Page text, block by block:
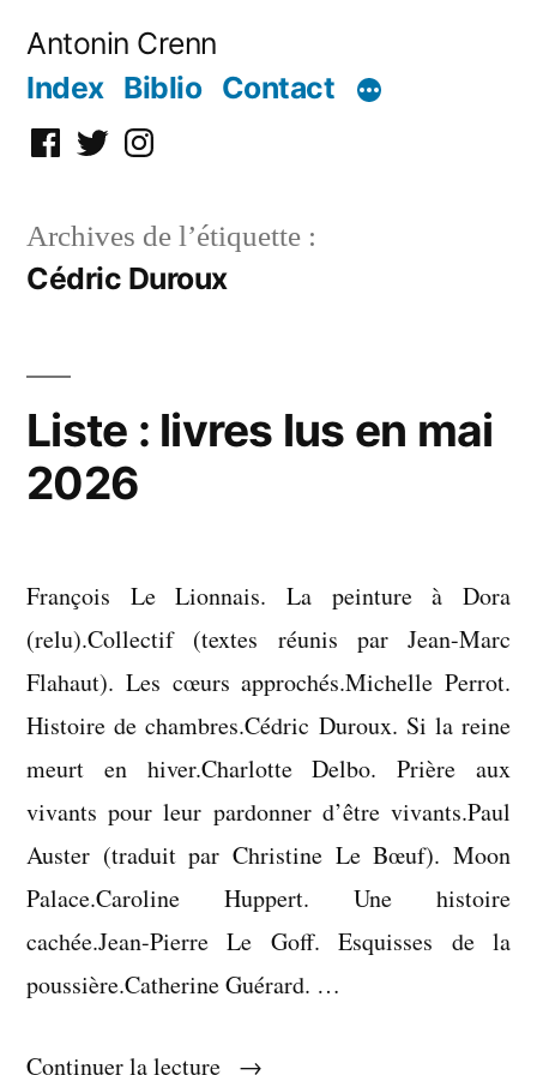
Antonin Crenn
Index Biblio Contact
Facebook
TwitterInstagram
Archives de l’étiquette :
Cédric Duroux
Liste : livres lus en mai
2026
François Le Lionnais. La peinture à Dora
(relu).Collectif (textes réunis par Jean-Marc
Flahaut). Les cœurs approchés.Michelle Perrot.
Histoire de chambres.Cédric Duroux. Si la reine
meurt en hiver.Charlotte Delbo. Prière aux
vivants pour leur pardonner d’être vivants.Paul
Auster (traduit par Christine Le Bœuf). Moon
Palace.Caroline Huppert. Une histoire
cachée.Jean-Pierre Le Goff. Esquisses de la
poussière.Catherine Guérard. …
Continuer la lecture « Liste